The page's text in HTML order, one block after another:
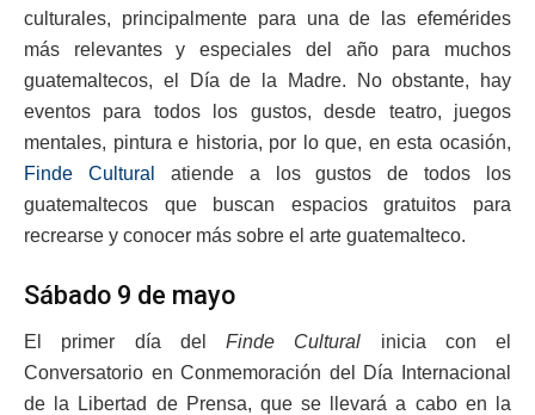
culturales, principalmente para una de las efemérides
más relevantes y especiales del año para muchos
guatemaltecos, el Día de la Madre. No obstante, hay
eventos para todos los gustos, desde teatro, juegos
mentales, pintura e historia, por lo que, en esta ocasión,
Finde Cultural
atiende a los gustos de todos los
guatemaltecos que buscan espacios gratuitos para
recrearse y conocer más sobre el arte guatemalteco.
Sábado 9 de mayo
El primer día del Finde Cultural inicia con el
Conversatorio en Conmemoración del Día Internacional
de la Libertad de Prensa, que se llevará a cabo en la